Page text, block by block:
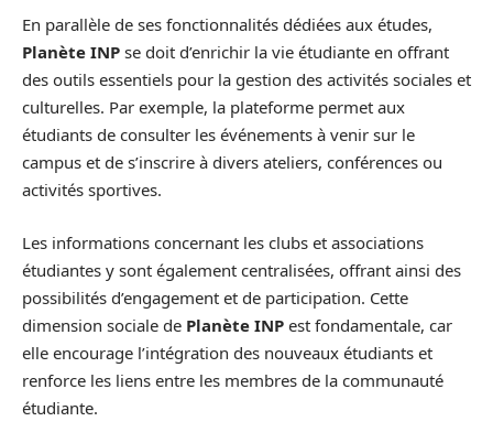
En parallèle de ses fonctionnalités dédiées aux études,
Planète INP se doit d’enrichir la vie étudiante en offrant
des outils essentiels pour la gestion des activités sociales et
culturelles. Par exemple, la plateforme permet aux
étudiants de consulter les événements à venir sur le
campus et de s’inscrire à divers ateliers, conférences ou
activités sportives.
Les informations concernant les clubs et associations
étudiantes y sont également centralisées, offrant ainsi des
possibilités d’engagement et de participation. Cette
dimension sociale de Planète INP est fondamentale, car
elle encourage l’intégration des nouveaux étudiants et
renforce les liens entre les membres de la communauté
étudiante.